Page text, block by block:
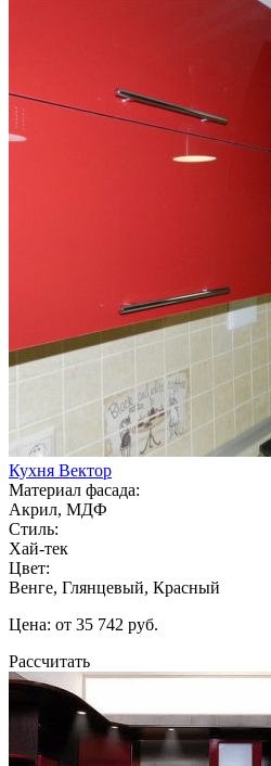
Кухня Вектор
Материал фасада:
Акрил, МДФ
Стиль:
Хай-тек
Цвет:
Венге, Глянцевый, Красный
Цена: от 35 742 руб.
Рассчитать